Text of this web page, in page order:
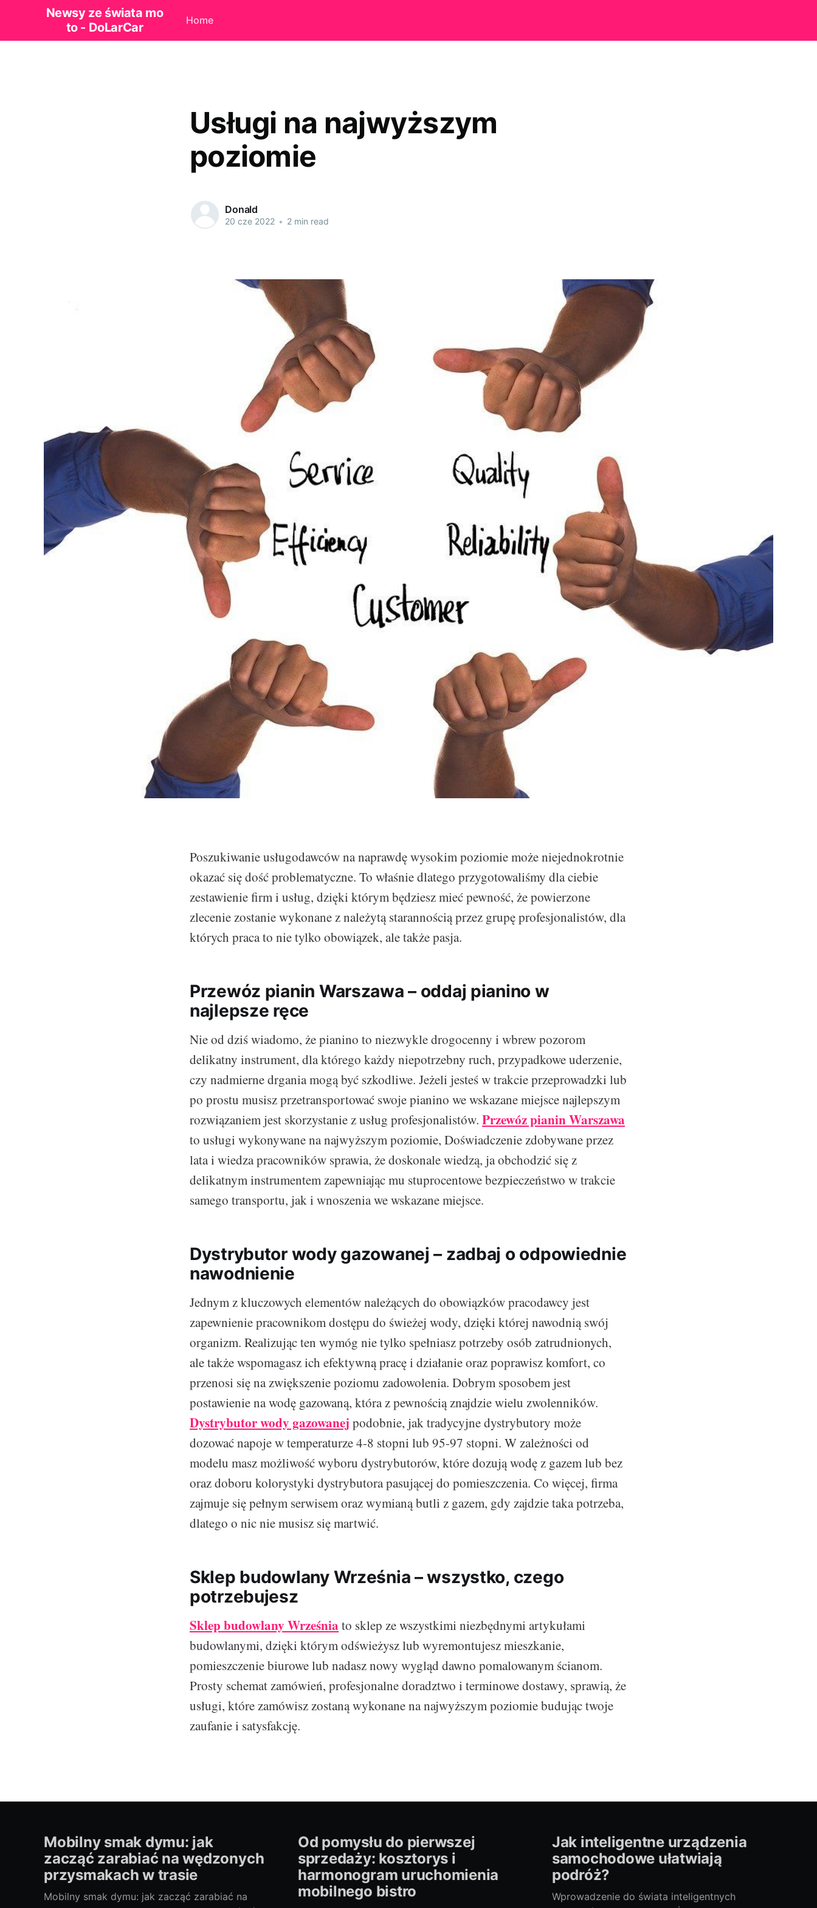
Newsy ze świata mo
to - DoLarCar
Home
Usługi na najwyższym
poziomie
Donald
20 cze 2022 • 2 min read
Poszukiwanie usługodawców na naprawdę wysokim poziomie może niejednokrotnie
okazać się dość problematyczne. To właśnie dlatego przygotowaliśmy dla ciebie
zestawienie firm i usług, dzięki którym będziesz mieć pewność, że powierzone
zlecenie zostanie wykonane z należytą starannością przez grupę profesjonalistów, dla
których praca to nie tylko obowiązek, ale także pasja.
Przewóz pianin Warszawa – oddaj pianino w
najlepsze ręce
Nie od dziś wiadomo, że pianino to niezwykle drogocenny i wbrew pozorom
delikatny instrument, dla którego każdy niepotrzebny ruch, przypadkowe uderzenie,
czy nadmierne drgania mogą być szkodliwe. Jeżeli jesteś w trakcie przeprowadzki lub
po prostu musisz przetransportować swoje pianino we wskazane miejsce najlepszym
rozwiązaniem jest skorzystanie z usług profesjonalistów. Przewóz pianin Warszawa
to usługi wykonywane na najwyższym poziomie, Doświadczenie zdobywane przez
lata i wiedza pracowników sprawia, że doskonale wiedzą, ja obchodzić się z
delikatnym instrumentem zapewniając mu stuprocentowe bezpieczeństwo w trakcie
samego transportu, jak i wnoszenia we wskazane miejsce.
Dystrybutor wody gazowanej – zadbaj o odpowiednie
nawodnienie
Jednym z kluczowych elementów należących do obowiązków pracodawcy jest
zapewnienie pracownikom dostępu do świeżej wody, dzięki której nawodnią swój
organizm. Realizując ten wymóg nie tylko spełniasz potrzeby osób zatrudnionych,
ale także wspomagasz ich efektywną pracę i działanie oraz poprawisz komfort, co
przenosi się na zwiększenie poziomu zadowolenia. Dobrym sposobem jest
postawienie na wodę gazowaną, która z pewnością znajdzie wielu zwolenników.
Dystrybutor wody gazowanej podobnie, jak tradycyjne dystrybutory może
dozować napoje w temperaturze 4-8 stopni lub 95-97 stopni. W zależności od
modelu masz możliwość wyboru dystrybutorów, które dozują wodę z gazem lub bez
oraz doboru kolorystyki dystrybutora pasującej do pomieszczenia. Co więcej, firma
zajmuje się pełnym serwisem oraz wymianą butli z gazem, gdy zajdzie taka potrzeba,
dlatego o nic nie musisz się martwić.
Sklep budowlany Września – wszystko, czego
potrzebujesz
Sklep budowlany Września to sklep ze wszystkimi niezbędnymi artykułami
budowlanymi, dzięki którym odświeżysz lub wyremontujesz mieszkanie,
pomieszczenie biurowe lub nadasz nowy wygląd dawno pomalowanym ścianom.
Prosty schemat zamówień, profesjonalne doradztwo i terminowe dostawy, sprawią, że
usługi, które zamówisz zostaną wykonane na najwyższym poziomie budując twoje
zaufanie i satysfakcję.
Mobilny smak dymu: jak
zacząć zarabiać na wędzonych
przysmakach w trasie
Mobilny smak dymu: jak zacząć zarabiać na
Od pomysłu do pierwszej
sprzedaży: kosztorys i
harmonogram uruchomienia
mobilnego bistro
Jak inteligentne urządzenia
samochodowe ułatwiają
podróż?
Wprowadzenie do świata inteligentnych